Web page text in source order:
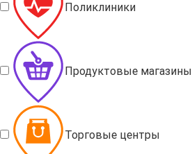
Поликлиники
Продуктовые магазины
Торговые центры